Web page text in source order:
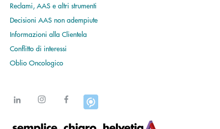
Reclami, AAS e altri strumenti
Decisioni AAS non adempiute
Informazioni alla Clientela
Conflitto di interessi
Oblio Oncologico